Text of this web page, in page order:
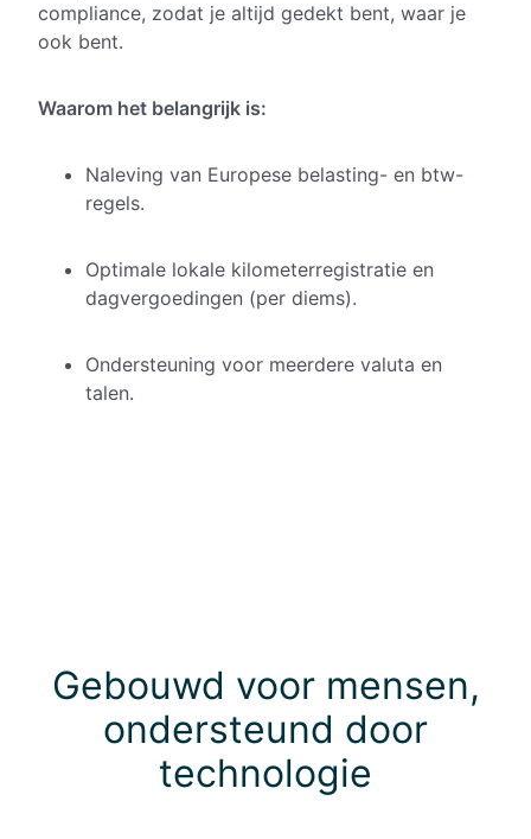
compliance, zodat je altijd gedekt bent, waar je
ook bent.
Waarom het belangrijk is:
Naleving van Europese belasting- en btw-
regels.
Optimale lokale kilometerregistratie en
dagvergoedingen (per diems).
Ondersteuning voor meerdere valuta en
talen.
Gebouwd voor mensen,
ondersteund door
technologie